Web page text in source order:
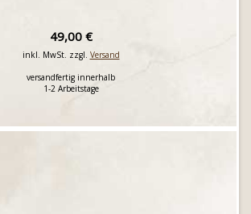
49,00 €
inkl. MwSt. zzgl. Versand
versandfertig innerhalb
1-2 Arbeitstage